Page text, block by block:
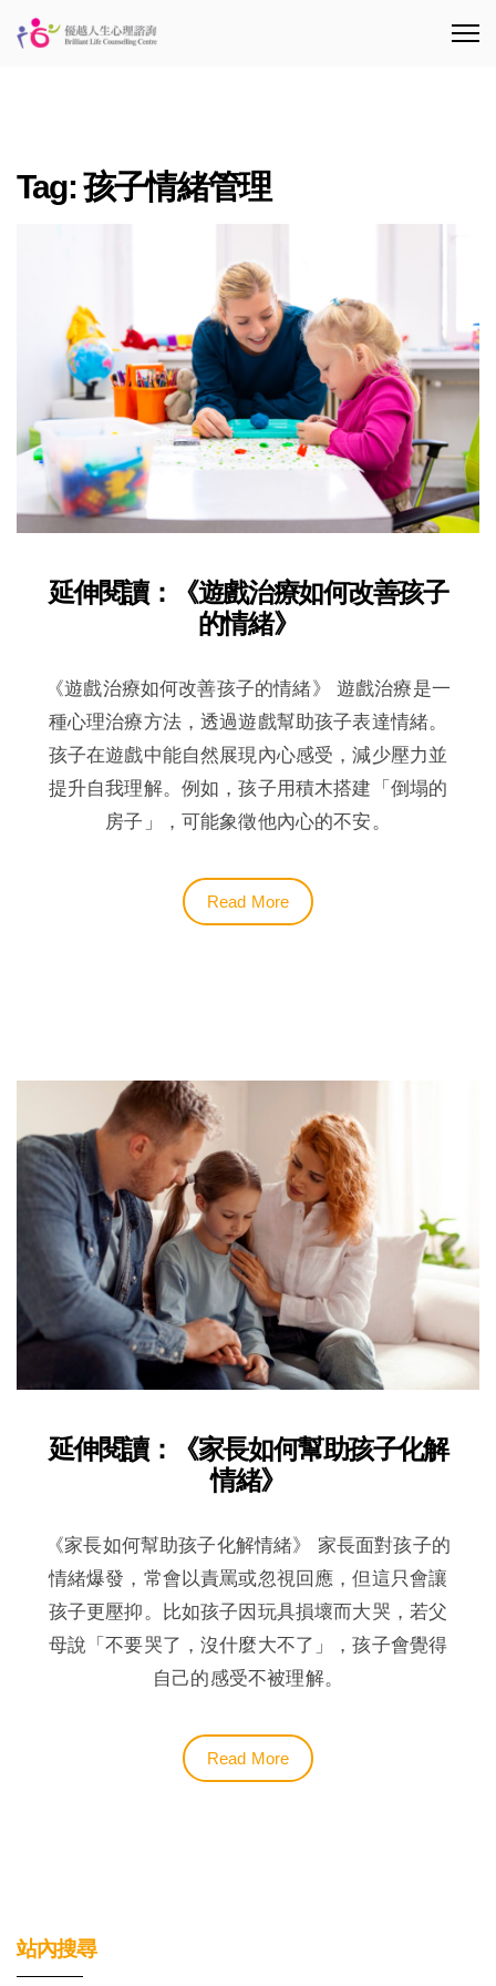
Tag:孩子情緒管理
延伸閱讀：《遊戲治療如何改善孩子
的情緒》
《遊戲治療如何改善孩子的情緒》 遊戲治療是一
種心理治療方法，透過遊戲幫助孩子表達情緒。
孩子在遊戲中能自然展現內心感受，減少壓力並
提升自我理解。例如，孩子用積木搭建「倒塌的
房子」，可能象徵他內心的不安。
Read More
延伸閱讀：《家長如何幫助孩子化解
情緒》
《家長如何幫助孩子化解情緒》 家長面對孩子的
情緒爆發，常會以責罵或忽視回應，但這只會讓
孩子更壓抑。比如孩子因玩具損壞而大哭，若父
母說「不要哭了，沒什麼大不了」，孩子會覺得
自己的感受不被理解。
Read More
站內搜尋